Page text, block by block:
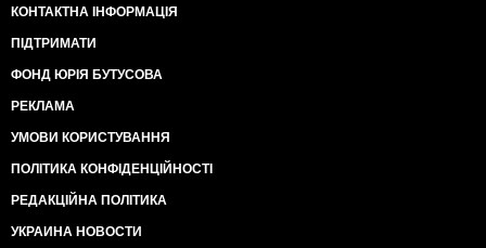
КОНТАКТНА ІНФОРМАЦІЯ
ПІДТРИМАТИ
ФОНД ЮРІЯ БУТУСОВА
РЕКЛАМА
УМОВИ КОРИСТУВАННЯ
ПОЛІТИКА КОНФІДЕНЦІЙНОСТІ
РЕДАКЦІЙНА ПОЛІТИКА
УКРАИНА НОВОСТИ